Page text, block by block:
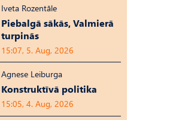
Iveta Rozentāle
Piebalgā sākās, Valmierā
turpinās
15:07, 5. Aug, 2026
Agnese Leiburga
Konstruktīvā politika
15:05, 4. Aug, 2026